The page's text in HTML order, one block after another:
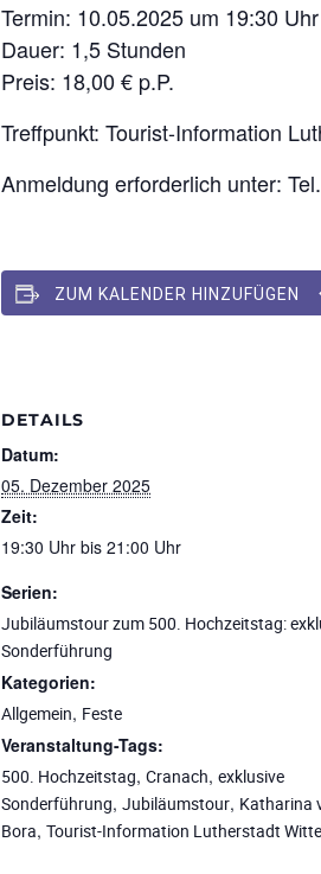
Termin: 10.05.2025 um 19:30
Dauer: 1,5 Stunden
Preis: 18,00 € p.P.
Treffpunkt: Tourist-Information
Anmeldung erforderlich unter:
ZUM KALENDER HINZUFÜGEN
DETAILS
Datum:
05. Dezember 2025
Zeit:
19:30 Uhr bis 21:00 Uhr
Serien:
Jubiläumstour zum 500. Hochzeitstag:
Sonderführung
Kategorien:
Allgemein, Feste
Veranstaltung-Tags:
500. Hochzeitstag, Cranach, exklusive
Sonderführung, Jubiläumstour, Katharina
Bora, Tourist-Information Lutherstadt